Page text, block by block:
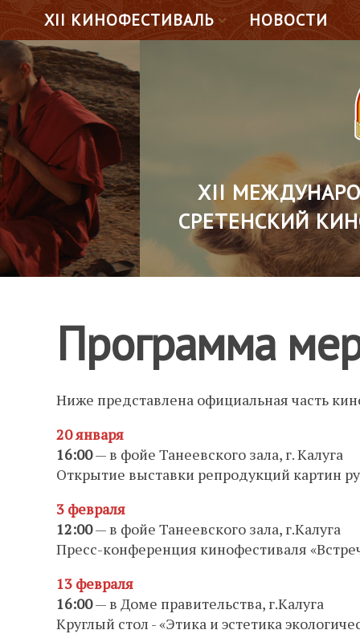
XII КИНОФЕСТИВАЛЬ НОВОСТИ
XII
СРЕТЕНСКИЙ
Программа
Ниже представлена официальная часть
20 января
16:00— в фойе Танеевского зала, г. Калуга
Открытие выставки репродукций картин
3 февраля
12:00— в фойе Танеевского зала, г.Калуга
Пресс-конференция кинофестиваля
13 февраля
16:00— в Доме правительства, г.Калуга
Круглый стол - «Этика и эстетика